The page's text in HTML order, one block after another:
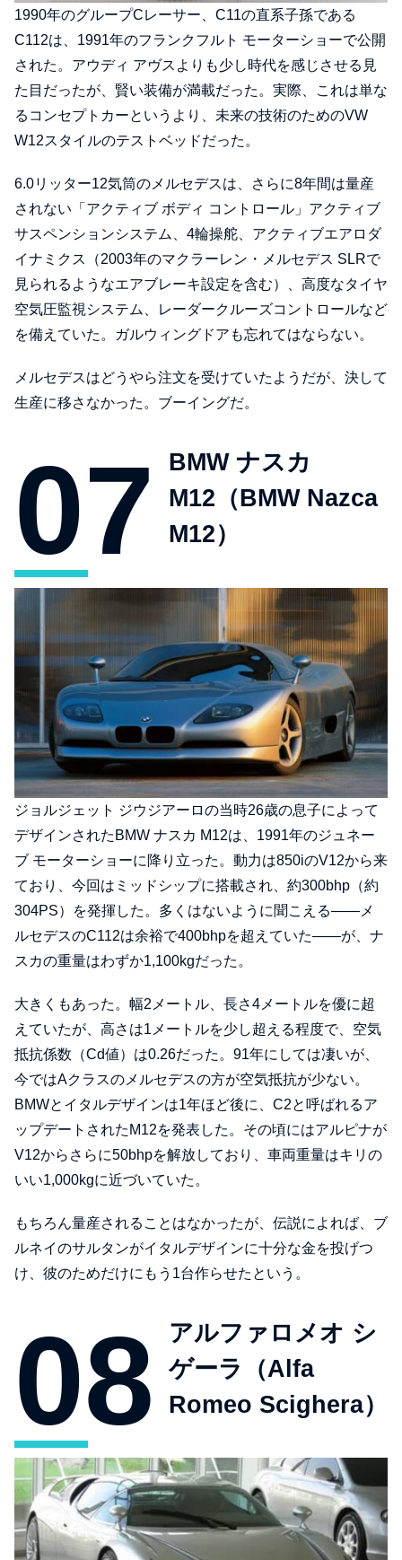
1990年のグループCレーサー、C11の直系子孫である
C112は、1991年のフランクフルト モーターショーで公開
された。アウディ アヴスよりも少し時代を感じさせる見
た目だったが、賢い装備が満載だった。実際、これは単な
るコンセプトカーというより、未来の技術のためのVW
W12スタイルのテストベッドだった。
6.0リッター12気筒のメルセデスは、さらに8年間は量産
されない「アクティブ ボディ コントロール」アクティブ
サスペンションシステム、4輪操舵、アクティブエアロダ
イナミクス（2003年のマクラーレン・メルセデス SLRで
見られるようなエアブレーキ設定を含む）、高度なタイヤ
空気圧監視システム、レーダークルーズコントロールなど
を備えていた。ガルウィングドアも忘れてはならない。
メルセデスはどうやら注文を受けていたようだが、決して
生産に移さなかった。ブーイングだ。
BMW ナスカ
M12（BMW Nazca
M12）
ジョルジェット ジウジアーロの当時26歳の息子によって
デザインされたBMW ナスカ M12は、1991年のジュネー
ブ モーターショーに降り立った。動力は850iのV12から来
ており、今回はミッドシップに搭載され、約300bhp（約
304PS）を発揮した。多くはないように聞こえる――メ
ルセデスのC112は余裕で400bhpを超えていた――が、ナ
スカの重量はわずか1,100kgだった。
大きくもあった。幅2メートル、長さ4メートルを優に超
えていたが、高さは1メートルを少し超える程度で、空気
抵抗係数（Cd値）は0.26だった。91年にしては凄いが、
今ではAクラスのメルセデスの方が空気抵抗が少ない。
BMWとイタルデザインは1年ほど後に、C2と呼ばれるア
ップデートされたM12を発表した。その頃にはアルピナが
V12からさらに50bhpを解放しており、車両重量はキリの
いい1,000kgに近づいていた。
もちろん量産されることはなかったが、伝説によれば、ブ
ルネイのサルタンがイタルデザインに十分な金を投げつ
け、彼のためだけにもう1台作らせたという。
アルファロメオ シ
ゲーラ（Alfa
Romeo Scighera）